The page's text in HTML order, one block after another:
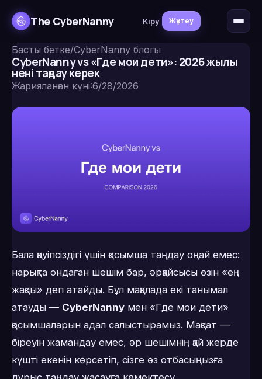
The CyberNanny Кіру Жүктеу
Басты бетке/CyberNanny блогы
CyberNanny vs «Где мои дети»: 2026 жылы
нені таңдау керек
Жарияланған күні:6/28/2026
Бала қауіпсіздігі үшін қосымша таңдау оңай емес:
нарықта ондаған шешім бар, әрқайсысы өзін «ең
жақсы» деп атайды. Бұл мақалада екі танымал
атауды — CyberNanny мен «Где мои дети»
қосымшаларын адал салыстырамыз. Мақсат —
біреуін жамандау емес, әр шешімнің қай жерде
күшті екенін көрсетіп, сізге өз отбасыңызға